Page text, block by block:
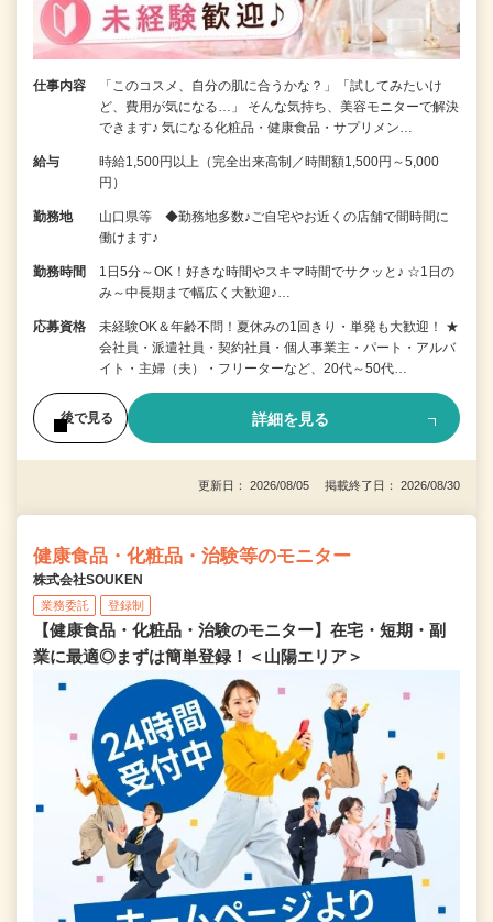
仕事内容
「このコスメ、自分の肌に合うかな？」「試してみたいけ
ど、費用が気になる…」 そんな気持ち、美容モニターで解決
できます♪ 気になる化粧品・健康食品・サプリメン…
給与
時給1,500円以上（完全出来高制／時間額1,500円～5,000
円）
勤務地
山口県等 ◆勤務地多数♪ご自宅やお近くの店舗で間時間に
働けます♪
勤務時間
1日5分～OK！好きな時間やスキマ時間でサクッと♪ ☆1日の
み～中長期まで幅広く大歓迎♪…
応募資格
未経験OK＆年齢不問！夏休みの1回きり・単発も大歓迎！ ★
会社員・派遣社員・契約社員・個人事業主・パート・アルバ
イト・主婦（夫）・フリーターなど、20代～50代…
後で見る 詳細を見る
更新日： 2026/08/05 掲載終了日： 2026/08/30
健康食品・化粧品・治験等のモニター
株式会社SOUKEN
業務委託 登録制
【健康食品・化粧品・治験のモニター】在宅・短期・副
業に最適◎まずは簡単登録！＜山陽エリア＞